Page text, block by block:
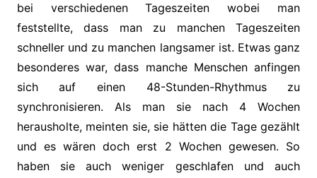
bei verschiedenen Tageszeiten wobei man
feststellte, dass man zu manchen Tageszeiten
schneller und zu manchen langsamer ist. Etwas ganz
besonderes war, dass manche Menschen anfingen
sich auf einen 48-Stunden-Rhythmus zu
synchronisieren. Als man sie nach 4 Wochen
herausholte, meinten sie, sie hätten die Tage gezählt
und es wären doch erst 2 Wochen gewesen. So
haben sie auch weniger geschlafen und auch